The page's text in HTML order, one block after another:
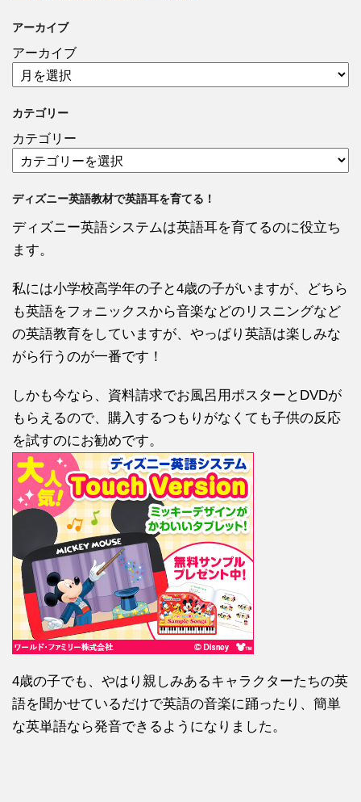
アーカイブ
アーカイブ
カテゴリー
カテゴリー
ディズニー英語教材で英語耳を育てる！
ディズニー英語システムは英語耳を育てるのに役立ち
ます。
私には小学校高学年の子と4歳の子がいますが、どちら
も英語をフォニックスから音楽などのリスニングなど
の英語教育をしていますが、やっぱり英語は楽しみな
がら行うのが一番です！
しかも今なら、資料請求でお風呂用ポスターとDVDが
もらえるので、購入するつもりがなくても子供の反応
を試すのにお勧めです。
4歳の子でも、やはり親しみあるキャラクターたちの英
語を聞かせているだけで英語の音楽に踊ったり、簡単
な英単語なら発音できるようになりました。